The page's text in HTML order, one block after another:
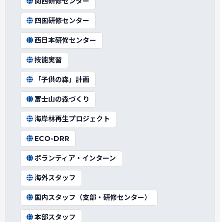
四国研修センター
西日本研修センター
技能実習
「子供の森」計画
富士山の森づくり
海岸林再生プロジェクト
ECO-DRR
ボランティア・インターン
海外スタッフ
国内スタッフ（支部・研修センター）
本部スタッフ